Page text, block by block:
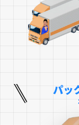
パッ